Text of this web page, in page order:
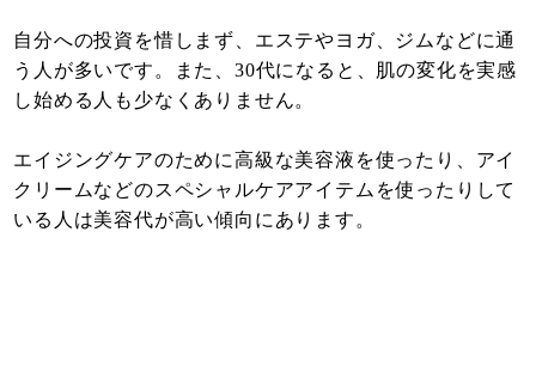
自分への投資を惜しまず、エステやヨガ、ジムなどに通
う人が多いです。また、30代になると、肌の変化を実感
し始める人も少なくありません。
エイジングケアのために高級な美容液を使ったり、アイ
クリームなどのスペシャルケアアイテムを使ったりして
いる人は美容代が高い傾向にあります。